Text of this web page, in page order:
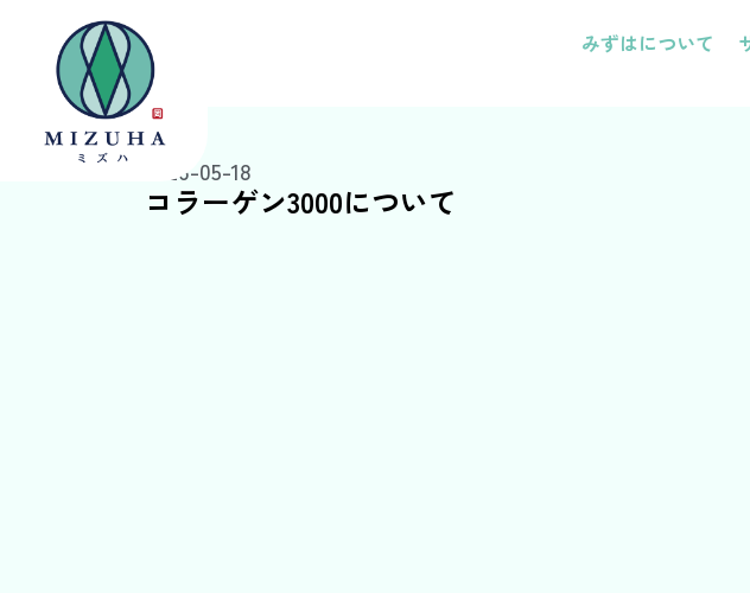
みずはについて
2026-05-18
コラーゲン3000について